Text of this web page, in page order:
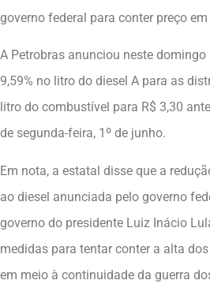
governo federal para conter preço
A Petrobras anunciou neste
9,59% no litro do diesel A para as
litro do combustível para R$ 3,30
de segunda-feira, 1º de junho.
Em nota, a estatal disse que a
ao diesel anunciada pelo governo
governo do presidente Luiz Inácio
medidas para tentar conter a alta
em meio à continuidade da guerra